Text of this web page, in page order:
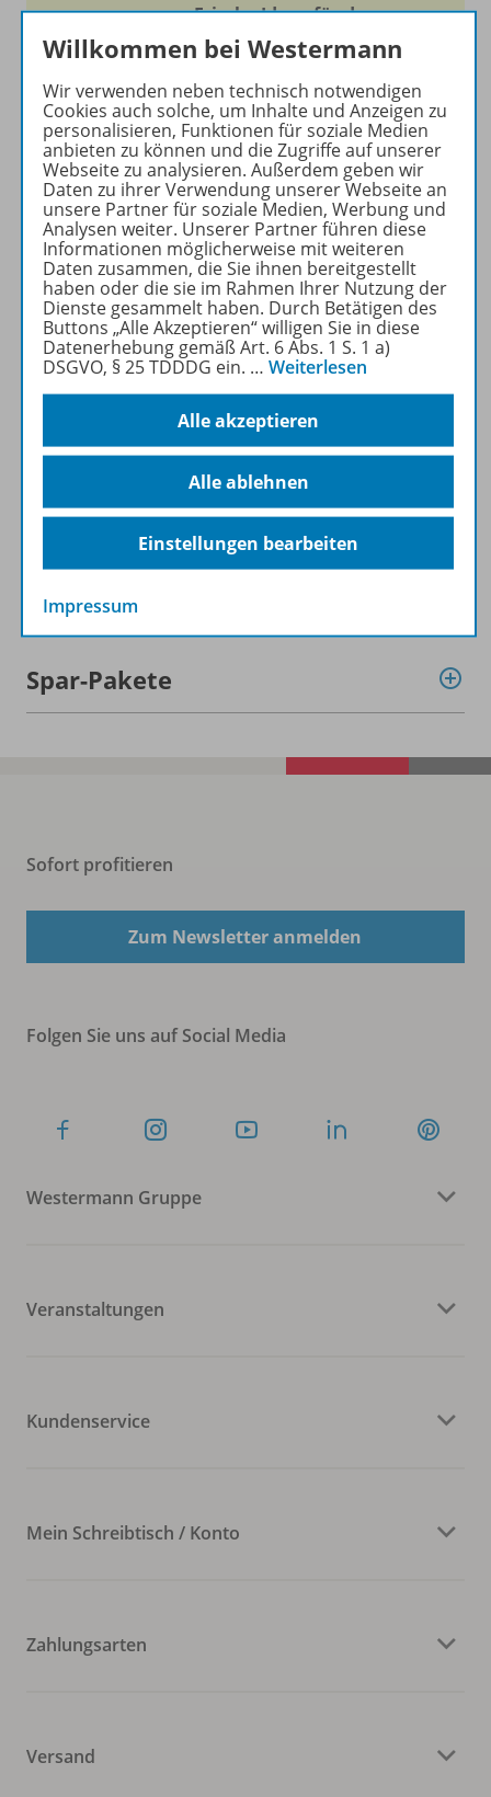
Frische Ideen für den
Englischunterricht!
Ihr Wegweiser zu den
wichtigsten Seiten von PRAXIS
ENGLISCH:
zu den Abo-Angeboten
zum Zeitschriftenkiosk
zum Online-Archiv
Mehr zur Zeitschrift
Informationen
Beschreibung
Weitere Inhalte der Ausgabe
Spar-Pakete
Sofort profitieren
Zum Newsletter anmelden
Folgen Sie uns auf Social Media
Westermann Gruppe
Veranstaltungen
Kundenservice
Mein Schreibtisch / Konto
Zahlungsarten
Versand
Willkommen bei Westermann
Wir verwenden neben technisch notwendigen
Cookies auch solche, um Inhalte und Anzeigen zu
personalisieren, Funktionen für soziale Medien
anbieten zu können und die Zugriffe auf unserer
Webseite zu analysieren. Außerdem geben wir
Daten zu ihrer Verwendung unserer Webseite an
unsere Partner für soziale Medien, Werbung und
Analysen weiter. Unserer Partner führen diese
Informationen möglicherweise mit weiteren
Daten zusammen, die Sie ihnen bereitgestellt
haben oder die sie im Rahmen Ihrer Nutzung der
Dienste gesammelt haben. Durch Betätigen des
Buttons „Alle Akzeptieren“ willigen Sie in diese
Datenerhebung gemäß Art. 6 Abs. 1 S. 1 a)
DSGVO, § 25 TDDDG ein. … Weiterlesen
Alle akzeptieren
Alle ablehnen
Einstellungen bearbeiten
Impressum